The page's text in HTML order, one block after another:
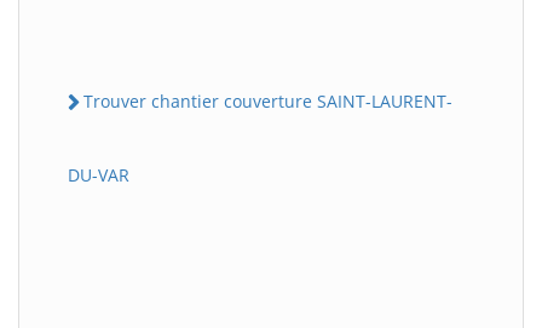
Trouver chantier couverture SAINT-LAURENT-
DU-VAR